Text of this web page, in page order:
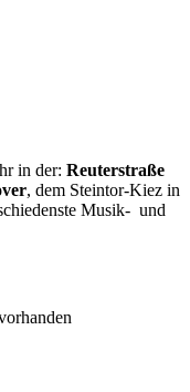
in der: Reuterstraße
, dem Steintor-Kiez in
Musik- und